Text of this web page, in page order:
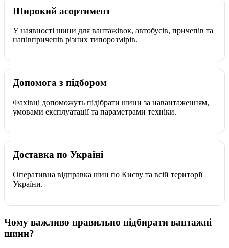
Широкий асортимент
У наявності шини для вантажівок, автобусів, причепів та
напівпричепів різних типорозмірів.
Допомога з підбором
Фахівці допоможуть підібрати шини за навантаженням,
умовами експлуатації та параметрами техніки.
Доставка по Україні
Оперативна відправка шин по Києву та всій території
України.
Чому важливо правильно підбирати вантажні
шини?